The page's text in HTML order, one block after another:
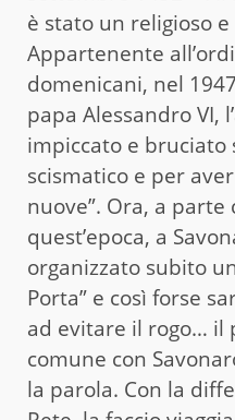
è stato un religioso
Appartenente
domenicani, nel
papa Alessandro VI,
impiccato e bruciato
scismatico e per
nuove”. Ora, a parte
quest’epoca, a
organizzato subito
Porta” e così forse
ad evitare il rogo… il
comune con
la parola. Con la